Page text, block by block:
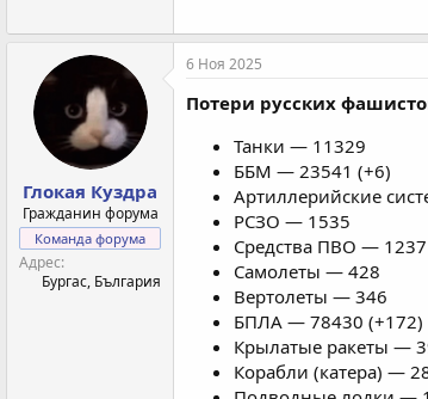
Глокая Куздра
Гражданин форума
Команда форума
Адрес
Бургас, България
6 Ноя 2025
Потери русских
Танки — 11329
ББМ — 23541 (+6)
Артиллерийские
РСЗО — 1535
Средства ПВО — 1237
Самолеты — 428
Вертолеты — 346
БПЛА — 78430 (+172)
Крылатые ракеты —
Корабли (катера) —